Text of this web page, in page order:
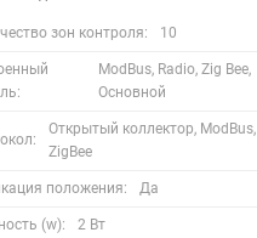
зон контроля: 10
ModBus, Radio, Zig Bee,
Основной
Открытый коллектор, ModBus,
ZigBee
положения: Да
(w): 2 Вт